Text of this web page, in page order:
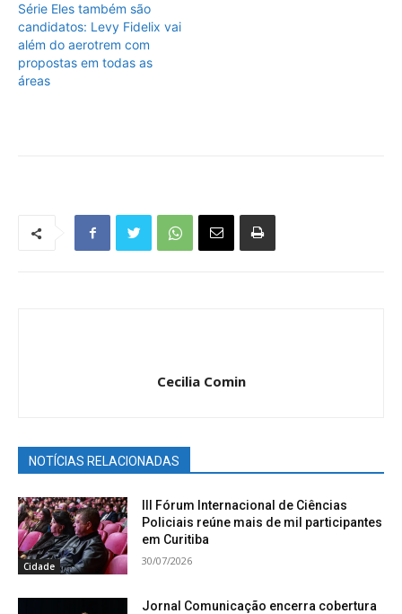
Série Eles também são
candidatos: Levy Fidelix vai
além do aerotrem com
propostas em todas as
áreas
Cecilia Comin
NOTÍCIAS RELACIONADAS
Cidade
III Fórum Internacional de Ciências
Policiais reúne mais de mil participantes
em Curitiba
30/07/2026
Jornal Comunicação encerra cobertura